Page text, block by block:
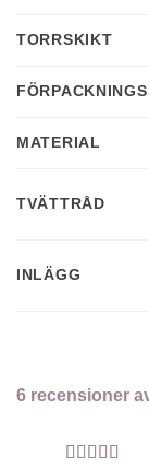
TORRSKIKT
MATERIAL
TVÄTTRÅD
INLÄGG
6 recensioner